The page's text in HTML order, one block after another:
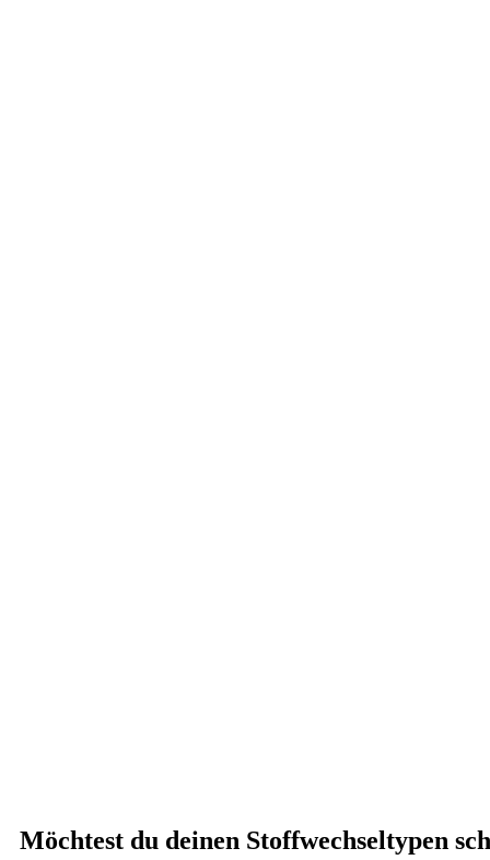
Möchtest du deinen Stoffwechseltypen